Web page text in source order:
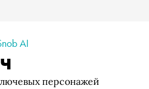
AI
персонажей